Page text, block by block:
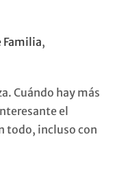
Familia,
Cuándo hay más
el
todo, incluso con